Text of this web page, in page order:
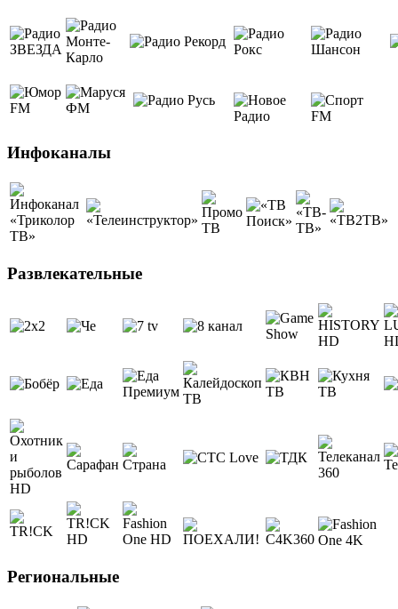
Инфоканалы
Развлекательные
Региональные